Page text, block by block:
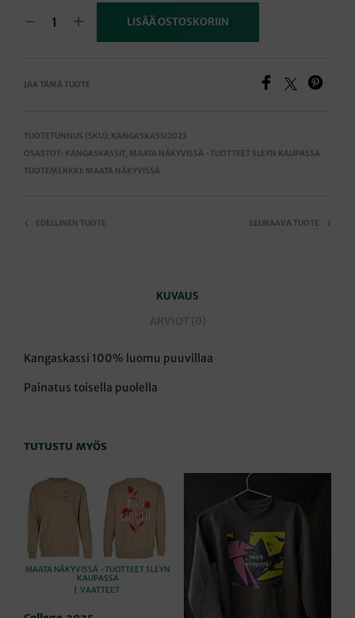
LISÄÄ OSTOSKORIIN
JAA TÄMÄ TUOTE
TUOTETUNNUS (SKU): KANGASKASSI2023
OSASTOT: KANGASKASSIT, MAATA NÄKYVISSÄ -TUOTTEET SLEYN KAUPASSA
TUOTEMERKKI: MAATA NÄKYVISSÄ
EDELLINEN TUOTE SEURAAVA TUOTE
KUVAUS
ARVIOT (0)
Kangaskassi 100% luomu puuvillaa
Painatus toisella puolella
TUTUSTU MYÖS
MAATA NÄKYVISSÄ -TUOTTEET SLEYN
KAUPASSA
VAATTEET